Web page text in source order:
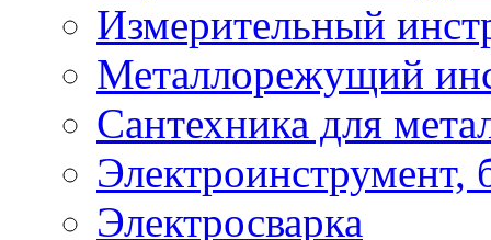
Измерительный
Металлорежущий
Сантехника для
Электроинструмент,
Электросварка